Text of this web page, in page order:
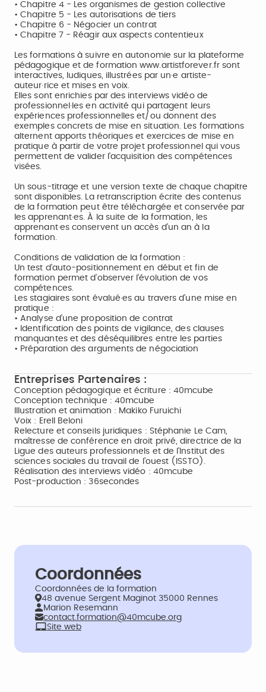
• Chapitre 4 - Les organismes de gestion collective
• Chapitre 5 - Les autorisations de tiers
• Chapitre 6 - Négocier un contrat
• Chapitre 7 - Réagir aux aspects contentieux
Les formations à suivre en autonomie sur la plateforme
pédagogique et de formation www.artistforever.fr sont
interactives, ludiques, illustrées par un·e artiste-
auteur·rice et mises en voix.
Elles sont enrichies par des interviews vidéo de
professionnel·les en activité qui partagent leurs
expériences professionnelles et/ou donnent des
exemples concrets de mise en situation. Les formations
alternent apports théoriques et exercices de mise en
pratique à partir de votre projet professionnel qui vous
permettent de valider l’acquisition des compétences
visées.
Un sous-titrage et une version texte de chaque chapitre
sont disponibles. La retranscription écrite des contenus
de la formation peut être téléchargée et conservée par
les apprenant·es. À la suite de la formation, les
apprenant·es conservent un accès d’un an à la
formation.
Conditions de validation de la formation :
Un test d’auto-positionnement en début et fin de
formation permet d’observer l’évolution de vos
compétences.
Les stagiaires sont évalué·es au travers d’une mise en
pratique :
• Analyse d’une proposition de contrat
• Identification des points de vigilance, des clauses
manquantes et des déséquilibres entre les parties
• Préparation des arguments de négociation
Entreprises Partenaires :
Conception pédagogique et écriture : 40mcube
Conception technique : 40mcube
Illustration et animation : Makiko Furuichi
Voix : Erell Beloni
Relecture et conseils juridiques : Stéphanie Le Cam,
maîtresse de conférence en droit privé, directrice de la
Ligue des auteurs professionnels et de l’Institut des
sciences sociales du travail de l’ouest (ISSTO).
Réalisation des interviews vidéo : 40mcube
Post-production : 36secondes
Coordonnées
Coordonnées de la formation
48 avenue Sergent Maginot 35000 Rennes
Marion Resemann
contact.formation@40mcube.org
Site web